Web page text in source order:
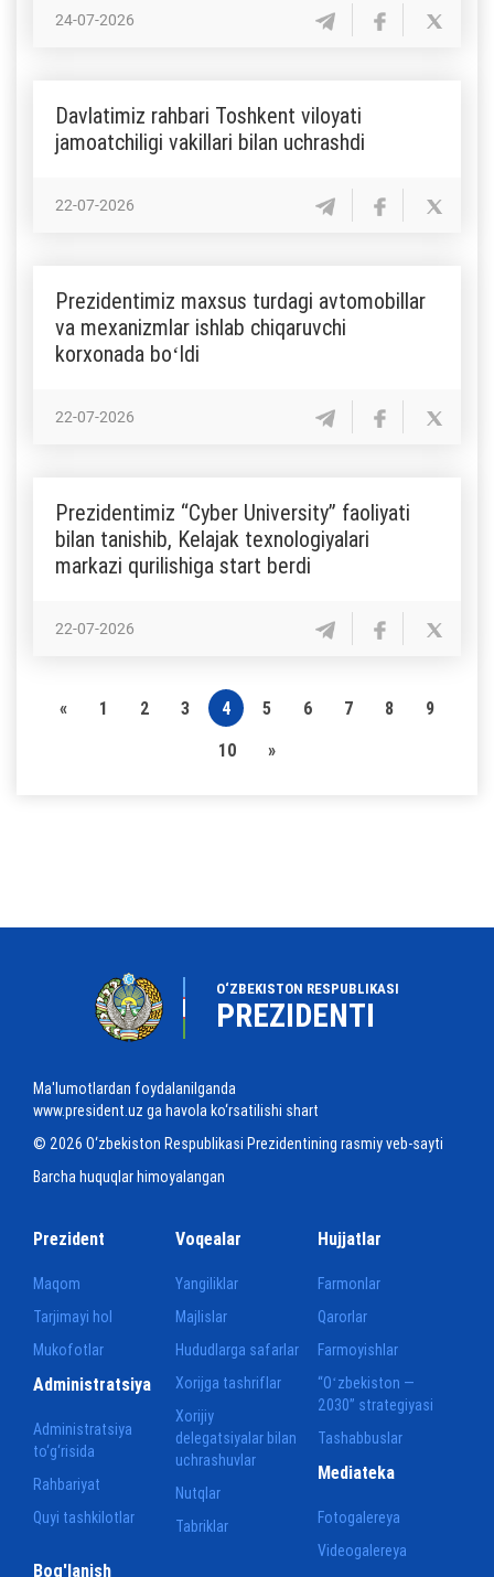
24-07-2026
Davlatimiz rahbari Toshkent viloyati
jamoatchiligi vakillari bilan uchrashdi
22-07-2026
Prezidentimiz maxsus turdagi avtomobillar
va mexanizmlar ishlab chiqaruvchi
korxonada boʻldi
22-07-2026
Prezidentimiz “Cyber University” faoliyati
bilan tanishib, Kelajak texnologiyalari
markazi qurilishiga start berdi
22-07-2026
« 1 2 3 4 5 6 7 8
9
10
»
O‘ZBEKISTON RESPUBLIKASI
PREZIDENTI
Ma'lumotlardan foydalanilganda
www.president.uz ga havola ko‘rsatilishi shart
© 2026 O‘zbekiston Respublikasi Prezidentining rasmiy veb-sayti
Barcha huquqlar himoyalangan
Prezident
Maqom
Tarjimayi hol
Mukofotlar
Voqealar
Yangiliklar
Majlislar
Hududlarga safarlar
Xorijga tashriflar
Xorijiy
delegatsiyalar bilan
uchrashuvlar
Nutqlar
Tabriklar
Hujjatlar
Farmonlar
Qarorlar
Farmoyishlar
“Oʻzbekiston —
2030” strategiyasi
Tashabbuslar
Administratsiya
Administratsiya
to‘g‘risida
Rahbariyat
Quyi tashkilotlar
Mediateka
Fotogalereya
Videogalereya
Bog'lanish